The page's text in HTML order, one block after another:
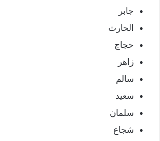
جابر
الحارث
حجاج
زاهر
سالم
سعيد
سلمان
شجاع